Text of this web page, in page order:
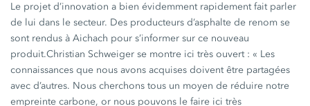
Le projet d’innovation a bien évidemment rapidement fait parler
de lui dans le secteur. Des producteurs d’asphalte de renom se
sont rendus à Aichach pour s’informer sur ce nouveau
produit.Christian Schweiger se montre ici trèsouvert : « Les
connaissances que nous avons acquises doivent être partagées
avec d’autres. Nous cherchons tous un moyen de réduire notre
empreinte carbone, or nous pouvons le faire ici très